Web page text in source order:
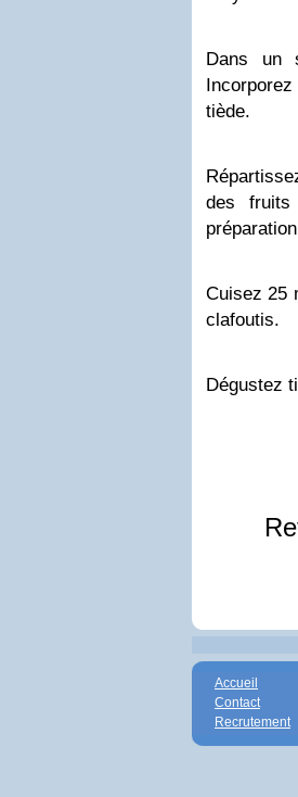
Dans un
tiède.
des fruits
Cuisez 25
clafoutis.
Dégustez
Accueil
Contact
Recrutement